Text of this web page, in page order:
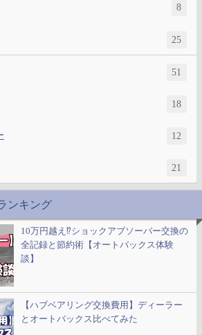
8
25
51
18
12
21
ンキング
10万円越え⁉ショックアブソーバー交換の
全記録と節約術【オートバックス体験
談】
【ハブベアリング交換費用】ディーラー
とオートバックス比べてみた